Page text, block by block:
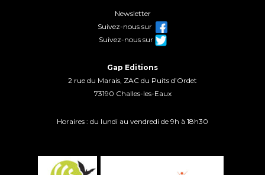
Newsletter
Suivez-nous sur
Suivez-nous sur
Gap Editions
2 rue du Marais, ZAC du Puits d’Ordet
73190 Challes-les-Eaux
Horaires : du lundi au vendredi de 9h à 18h30